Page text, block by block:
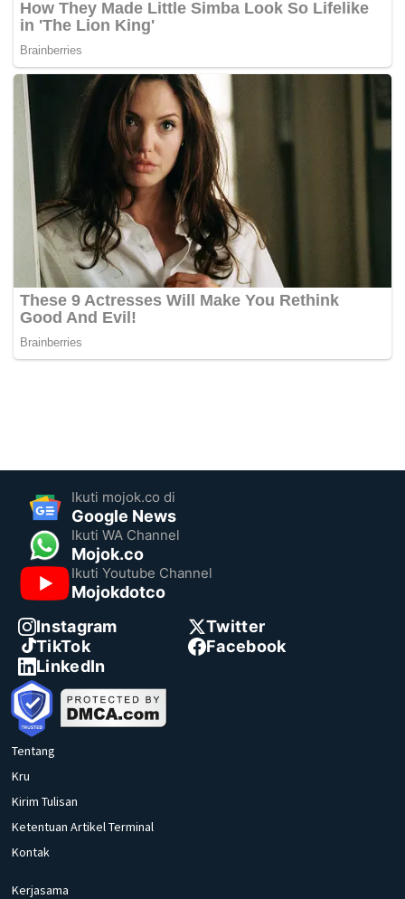
Ikuti mojok.co di
Google News
Ikuti WA Channel
Mojok.co
Ikuti Youtube Channel
Mojokdotco
Instagram
Twitter
TikTok
Facebook
LinkedIn
Tentang
Kru
Kirim Tulisan
Ketentuan Artikel Terminal
Kontak
Kerjasama